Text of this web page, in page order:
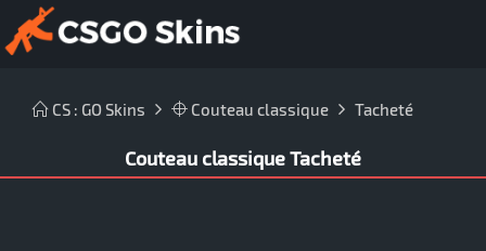
CS : GO Skins Couteau classique Tacheté
Couteau classique Tacheté